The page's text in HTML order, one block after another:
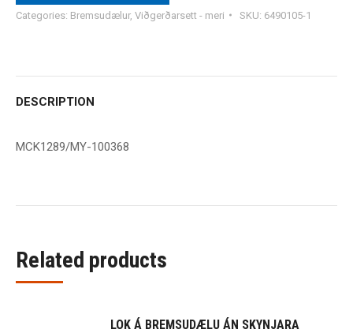
Categories: Bremsudælur, Viðgerðarsett - meri SKU: 6490105-1
DESCRIPTION
MCK1289/MY-100368
Related products
LOK Á BREMSUDÆLU ÁN SKYNJARA